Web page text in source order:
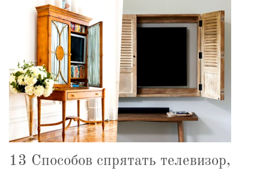
13 Способов спрятать телевизор,